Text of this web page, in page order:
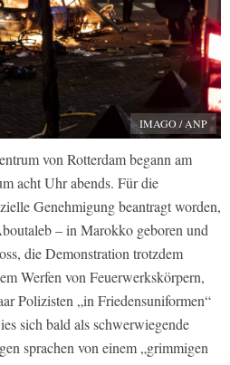
IMAGO / ANP
von Rotterdam begann am
acht Uhr abends. Für die
Genehmigung beantragt worden,
– in Marokko geboren und
die Demonstration trotzdem
Werfen von Feuerwerkskörpern,
Polizisten „in Friedensuniformen“
sich bald als schwerwiegende
sprachen von einem „grimmigen